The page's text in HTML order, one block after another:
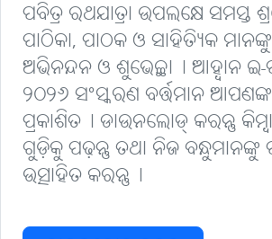
ପବିତ୍ର ରଥଯାତ୍ରା ଉପଲକ୍ଷେ ସମସ୍ତ
ପାଠିକା, ପାଠକ ଓ ସାହିତ୍ୟିକ ମାନଙ୍କୁ
ଅଭିନନ୍ଦନ ଓ ଶୁଭେଚ୍ଛା୤ ଆହ୍ବାନ
୨୦୨୬ ସଂସ୍କରଣ ବର୍ତ୍ତମାନ
ପ୍ରକାଶିତ୤ ଡାଉନଲୋଡ୍ କରନ୍ତୁ
ଗୁଡ଼ିକୁ ପଢ଼ନ୍ତୁ ତଥା ନିଜ ବନ୍ଧୁମାନଙ୍କୁ
ଉତ୍ସାହିତ କରନ୍ତୁ୤